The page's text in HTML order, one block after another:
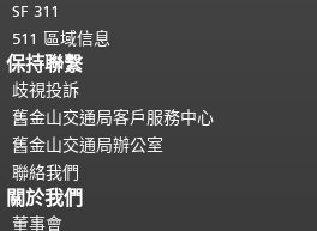
SF 311
511 區域信息
保持聯繫
歧視投訴
舊金山交通局客戶服務中心
舊金山交通局辦公室
聯絡我們
關於我們
董事會